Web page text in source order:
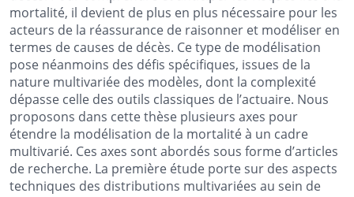
mortalité, il devient de plus en plus nécessaire pour les
acteurs de la réassurance de raisonner et modéliser en
termes de causes de décès. Ce type de modélisation
pose néanmoins des défis spécifiques, issues de la
nature multivariée des modèles, dont la complexité
dépasse celle des outils classiques de l’actuaire. Nous
proposons dans cette thèse plusieurs axes pour
étendre la modélisation de la mortalité à un cadre
multivarié. Ces axes sont abordés sous forme d’articles
de recherche. La première étude porte sur des aspects
techniques des distributions multivariées au sein de